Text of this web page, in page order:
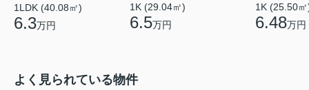
1LDK (40.08㎡)
6.3万円
1K (29.04㎡)
6.5万円
1K (25.50
6.48万円
よく見られている物件